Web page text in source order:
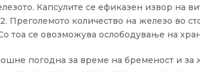
Капсулите се ефиказен извор на
Преголемото количество на железо во
тоа се овозможува ослободување на
погодна за време на бременост и